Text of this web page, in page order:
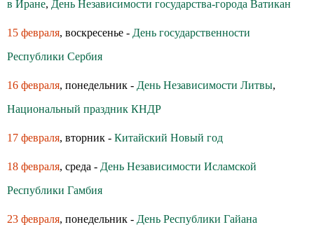
в Иране, День Независимости государства-города Ватикан
15 февраля, воскресенье - День государственности
Республики Сербия
16 февраля, понедельник - День Независимости Литвы,
Национальный праздник КНДР
17 февраля, вторник - Китайский Новый год
18 февраля, среда - День Независимости Исламской
Республики Гамбия
23 февраля, понедельник - День Республики Гайана